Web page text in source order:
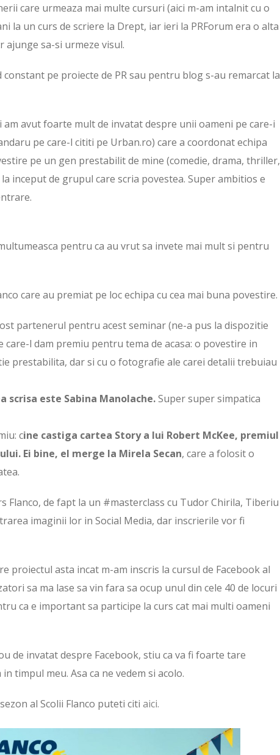
care urmeaza mai multe cursuri (aici m-am intalnit cu o
la un curs de scriere la Drept, iar ieri la PRForum era o alta
ajunge sa-si urmeze visul.
pe proiecte de PR sau pentru blog s-au remarcat la
avut foarte mult de invatat despre unii oameni pe care-i
pe care-l cititi pe Urban.ro) care a coordonat echipa
pe un gen prestabilit de mine (comedie, drama, thriller,
inceput de grupul care scria povestea. Super ambitios e
pentru ca au vrut sa invete mai mult si pentru
care au premiat pe loc echipa cu cea mai buna povestire.
partenerul pentru acest seminar (ne-a pus la dispozitie
l dam premiu pentru tema de acasa: o povestire in
prestabilita, dar si cu o fotografie ale carei detalii trebuiau
este Sabina Manolache.Super super simpatica
cine castiga cartea Story a lui Robert McKee, premiul
Ei bine, el merge la Mirela Secan, care a folosit o
Flanco, de fapt la un #masterclass cu Tudor Chirila, Tiberiu
imaginii lor in Social Media, dar inscrierile vor fi
proiectul asta incat m-am inscris la cursul de Facebook al
sa ma lase sa vin fara sa ocup unul din cele 40 de locuri
ca e important sa participe la curs cat mai multi oameni
de invatat despre Facebook, stiu ca va fi foarte tare
timpul meu. Asa ca ne vedem si acolo.
al Scolii Flanco puteti citi aici.